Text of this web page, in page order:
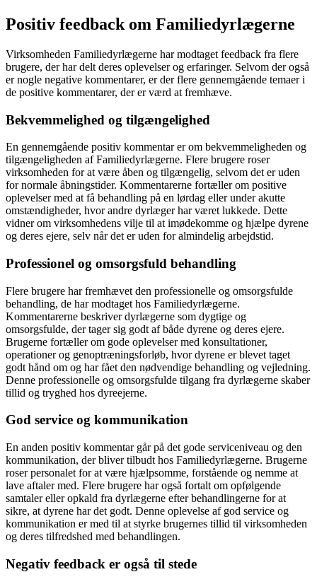
Positiv feedback om Familiedyrlægerne
Virksomheden Familiedyrlægerne har modtaget feedback fra flere
brugere, der har delt deres oplevelser og erfaringer. Selvom der også
er nogle negative kommentarer, er der flere gennemgående temaer i
de positive kommentarer, der er værd at fremhæve.
Bekvemmelighed og tilgængelighed
En gennemgående positiv kommentar er om bekvemmeligheden og
tilgængeligheden af Familiedyrlægerne. Flere brugere roser
virksomheden for at være åben og tilgængelig, selvom det er uden
for normale åbningstider. Kommentarerne fortæller om positive
oplevelser med at få behandling på en lørdag eller under akutte
omstændigheder, hvor andre dyrlæger har været lukkede. Dette
vidner om virksomhedens vilje til at imødekomme og hjælpe dyrene
og deres ejere, selv når det er uden for almindelig arbejdstid.
Professionel og omsorgsfuld behandling
Flere brugere har fremhævet den professionelle og omsorgsfulde
behandling, de har modtaget hos Familiedyrlægerne.
Kommentarerne beskriver dyrlægerne som dygtige og
omsorgsfulde, der tager sig godt af både dyrene og deres ejere.
Brugerne fortæller om gode oplevelser med konsultationer,
operationer og genoptræningsforløb, hvor dyrene er blevet taget
godt hånd om og har fået den nødvendige behandling og vejledning.
Denne professionelle og omsorgsfulde tilgang fra dyrlægerne skaber
tillid og tryghed hos dyreejerne.
God service og kommunikation
En anden positiv kommentar går på det gode serviceniveau og den
kommunikation, der bliver tilbudt hos Familiedyrlægerne. Brugerne
roser personalet for at være hjælpsomme, forstående og nemme at
lave aftaler med. Flere brugere har også fortalt om opfølgende
samtaler eller opkald fra dyrlægerne efter behandlingerne for at
sikre, at dyrene har det godt. Denne oplevelse af god service og
kommunikation er med til at styrke brugernes tillid til virksomheden
og deres tilfredshed med behandlingen.
Negativ feedback er også til stede